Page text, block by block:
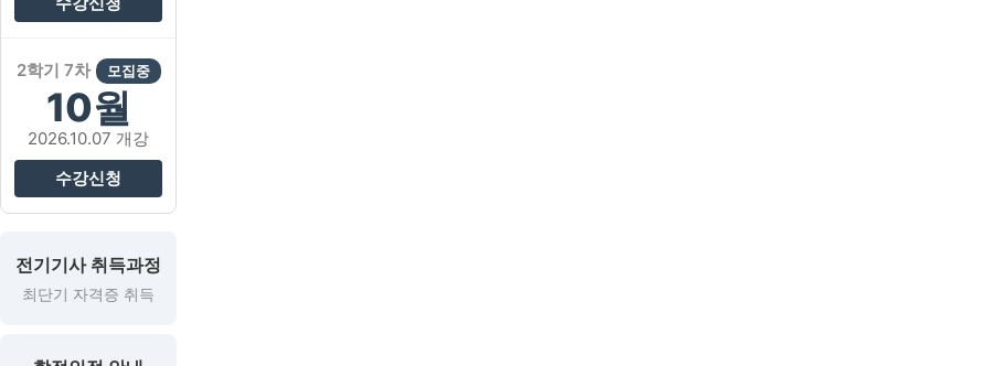
2학기 7차 모집중
10월
2026.10.07 개강
수강신청
전기기사 취득과정
최단기 자격증 취득